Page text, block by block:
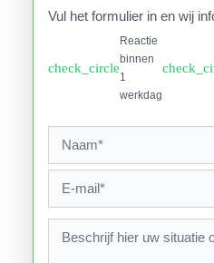
Vul het formulier in en wij
check_circle
Reactie
binnen
1
werkdag